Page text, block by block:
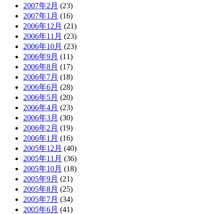
2007年2月 (23)
2007年1月 (16)
2006年12月 (21)
2006年11月 (23)
2006年10月 (23)
2006年9月 (11)
2006年8月 (17)
2006年7月 (18)
2006年6月 (28)
2006年5月 (20)
2006年4月 (23)
2006年3月 (30)
2006年2月 (19)
2006年1月 (16)
2005年12月 (40)
2005年11月 (36)
2005年10月 (18)
2005年9月 (21)
2005年8月 (25)
2005年7月 (34)
2005年6月 (41)